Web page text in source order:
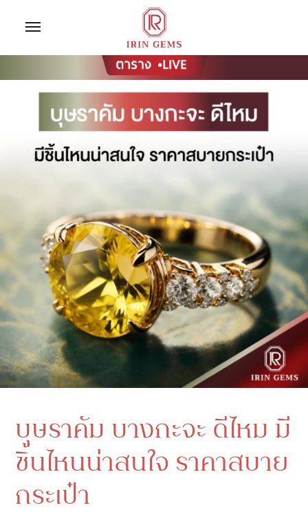
บุษราคัม บางกะจะ ดีไหม มี
ชิ้นไหนน่าสนใจ ราคาสบาย
กระเป๋า